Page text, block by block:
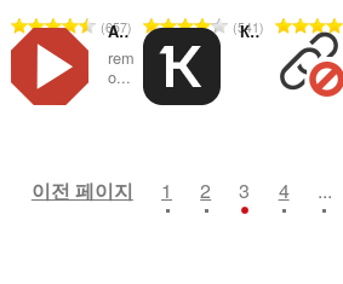
총
등
급
657
총541
AdBlocker for YouTube™ Video
rem
o...
급
수
Контур.Плагин
급
수
이전 페이지 1 2 3 4 ...